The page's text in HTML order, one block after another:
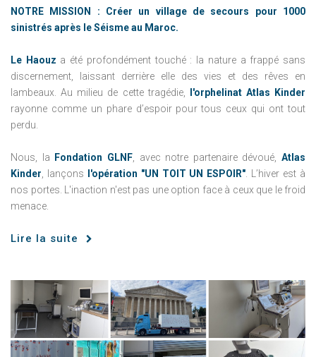
NOTRE MISSION : Créer un village de secours pour 1000
sinistrés après le Séisme au Maroc.
Le Haouz a été profondément touché : la nature a frappé sans
discernement, laissant derrière elle des vies et des rêves en
lambeaux. Au milieu de cette tragédie,
l'orphelinat Atlas Kinder
rayonne comme un phare d’espoir pour tous ceux qui ont tout
perdu.
Nous, la Fondation GLNF, avec notre partenaire dévoué, Atlas
Kinder , lançons l'opération "UN TOIT UN ESPOIR" . L’hiver est à
nos portes. L'inaction n'est pas une option face à ceux que le froid
menace.
Lire la suite